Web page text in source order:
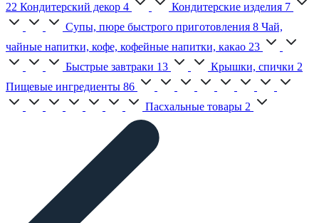
22 Кондитерский декор 4 Кондитерские изделия 7
Супы, пюре быстрого приготовления 8 Чай,
чайные напитки, кофе, кофейные напитки, какао 23
Быстрые завтраки 13 Крышки, спички 2
Пищевые ингредиенты 86
Пасхальные товары 2